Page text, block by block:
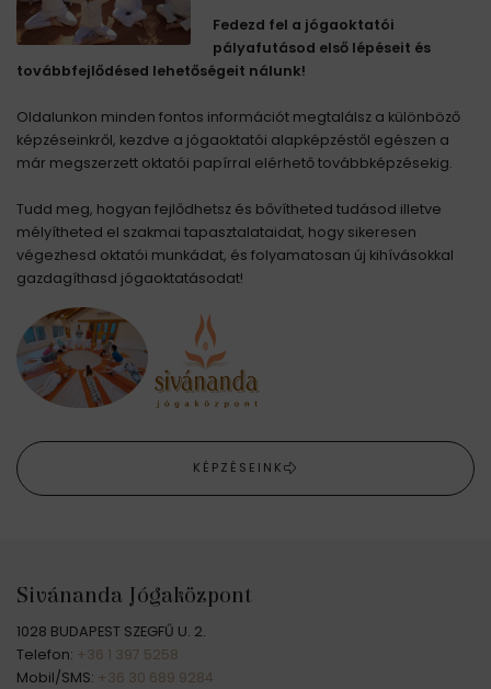
Fedezd fel a jógaoktatói
pályafutásod első lépéseit és
továbbfejlődésed lehetőségeit nálunk!
Oldalunkon minden fontos információt megtalálsz a különböző
képzéseinkről, kezdve a jógaoktatói alapképzéstől egészen a
már megszerzett oktatói papírral elérhető továbbképzésekig.
Tudd meg, hogyan fejlődhetsz és bővítheted tudásod illetve
mélyítheted el szakmai tapasztalataidat, hogy sikeresen
végezhesd oktatói munkádat, és folyamatosan új kihívásokkal
gazdagíthasd jógaoktatásodat!
KÉPZÉSEINK
Sivánanda Jógaközpont
1028 BUDAPEST SZEGFŰ U. 2.
Telefon: +36 1 397 5258
Mobil/SMS: +36 30 689 9284